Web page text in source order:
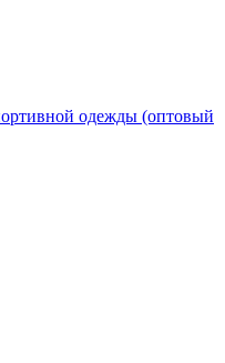
одежды (оптовый